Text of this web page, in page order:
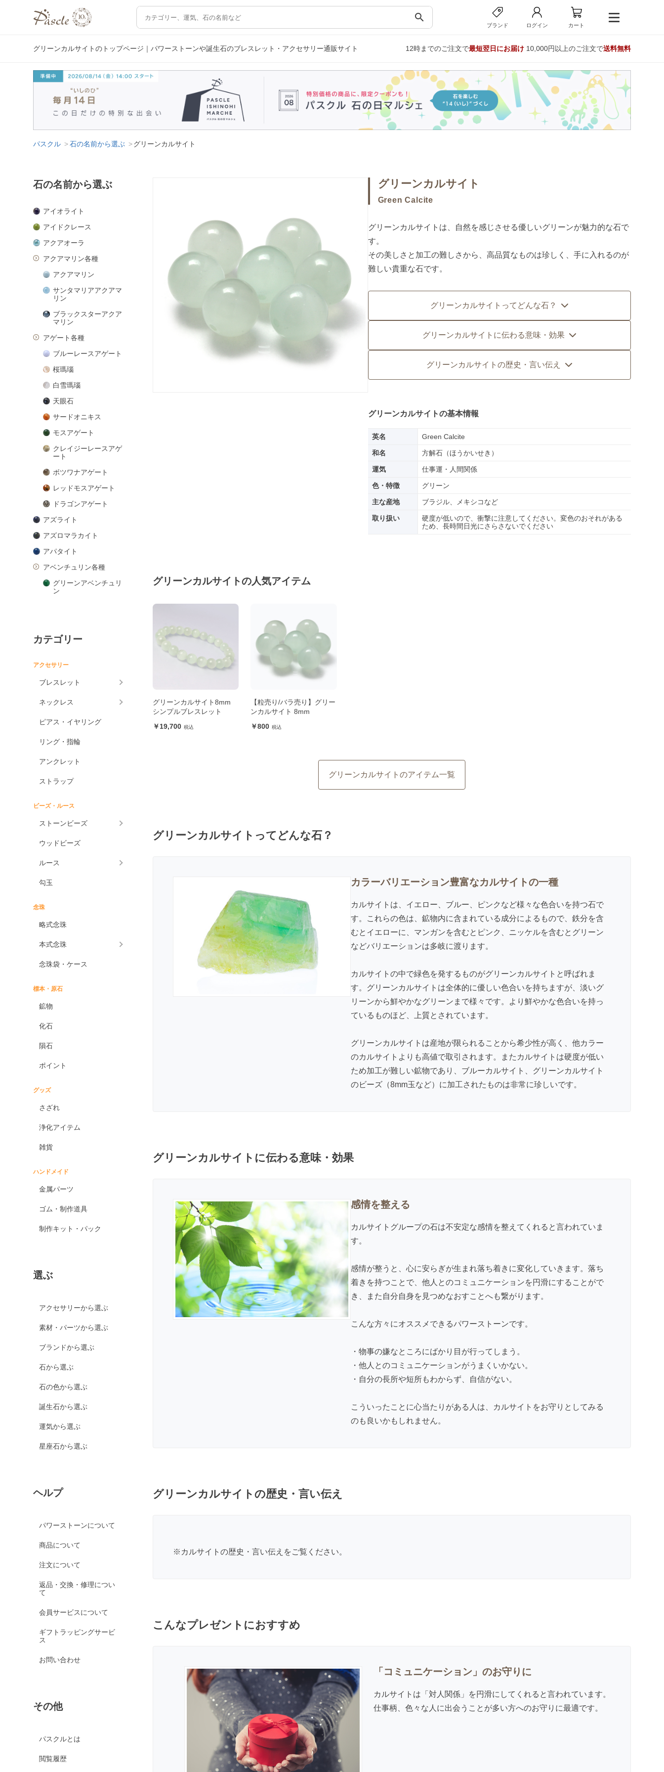
search
ブランド ログイン カート
グリーンカルサイトのトップページ｜パワーストーンや誕生石のブレスレット・アクセサリー通販サイト 12時までのご注文で最短翌日にお届け10,000円以上のご注文で送料無料
パスクル 石の名前から選ぶ グリーンカルサイト
石の名前から選ぶ
アイオライト
アイドクレース
アクアオーラ
アクアマリン各種
アクアマリン
サンタマリアアクアマ
リン
ブラックスターアクア
マリン
アゲート各種
ブルーレースアゲート
桜瑪瑙
白雪瑪瑙
天眼石
サードオニキス
モスアゲート
クレイジーレースアゲ
ート
ボツワナアゲート
レッドモスアゲート
ドラゴンアゲート
アズライト
アズロマラカイト
アパタイト
アベンチュリン各種
グリーンアベンチュリ
ン
オレンジアベンチュリ
アマゾナイト
アメジスト各種
グリーンアメジスト
ケープアメジスト
ル
アメトリン
アンモライト
出雲石
一位
イーグルアイ
ヴァーダイト
オニキス各種
ブラックマトリックス
ドラゴンアイ
ン
シディアン
スノーフレークオブシ
マホガニーオブシディ
ピンクカルサイト
イエローカルサイト
オレンジカルサイト
カルセドニー各種
ホワイトカルセドニー
ガーネット
オレンジガーネット
グリーンガーネット
クイーンコンクシェル
ブルークォーツァイト
クリスタル各種
クリスタル（本水晶）
カテゴリー
アクセサリー
ブレスレット
ネックレス
ピアス・イヤリング
リング・指輪
アンクレット
ストラップ
ビーズ・ルース
ストーンビーズ
ウッドビーズ
ルース
勾玉
念珠
略式念珠
本式念珠
念珠袋・ケース
標本・原石
鉱物
化石
隕石
ポイント
グッズ
さざれ
浄化アイテム
雑貨
ハンドメイド
金属パーツ
ゴム・制作道具
制作キット・パック
選ぶ
アクセサリーから選ぶ
素材・パーツから選ぶ
ブランドから選ぶ
石から選ぶ
石の色から選ぶ
誕生石から選ぶ
運気から選ぶ
星座石から選ぶ
ヘルプ
パワーストーンについて
商品について
注文について
返品・交換・修理につい
て
会員サービスについて
ギフトラッピングサービ
ス
お問い合わせ
その他
パスクルとは
閲覧履歴
グリーンカルサイト
Green Calcite
グリーンカルサイトは、自然を感じさせる優しいグリーンが魅力的な石で
す。
その美しさと加工の難しさから、高品質なものは珍しく、手に入れるのが
難しい貴重な石です。
グリーンカルサイトってどんな石？
グリーンカルサイトに伝わる意味・効果
グリーンカルサイトの歴史・言い伝え
グリーンカルサイトの基本情報
英名 Green Calcite
和名 方解石（ほうかいせき）
運気 仕事運・人間関係
色・特徴 グリーン
主な産地 ブラジル、メキシコなど
取り扱い
硬度が低いので、衝撃に注意してください。変色のおそれがある
ため、長時間日光にさらさないでください
グリーンカルサイトの人気アイテム
グリーンカルサイト8mm
シンプルブレスレット
19,700
【粒売り/バラ売り】グリー
ンカルサイト 8mm
800
グリーンカルサイトのアイテム一覧
グリーンカルサイトってどんな石？
カラーバリエーション豊富なカルサイトの一種
カルサイト は、イエロー、ブルー、ピンクなど様々な色合いを持つ石で
す。これらの色は、鉱物内に含まれている成分によるもので、鉄分を含
むとイエローに、マンガンを含むとピンク、ニッケルを含むとグリーン
などバリエーションは多岐に渡ります。
カルサイトの中で緑色を発するものがグリーンカルサイトと呼ばれま
す。グリーンカルサイトは全体的に優しい色合いを持ちますが、淡いグ
リーンから鮮やかなグリーンまで様々です。より鮮やかな色合いを持っ
ているものほど、上質とされています。
グリーンカルサイトは産地が限られることから希少性が高く、他カラー
のカルサイトよりも高値で取引されます。またカルサイトは硬度が低い
ため加工が難しい鉱物であり、 ブルーカルサイト
、グリーンカルサイト
のビーズ（8mm玉など）に加工されたものは非常に珍しいです。
グリーンカルサイトに伝わる意味・効果
感情を整える
カルサイトグループの石は不安定な感情を整えてくれると言われていま
す。
感情が整うと、心に安らぎが生まれ落ち着きに変化していきます。落ち
着きを持つことで、他人とのコミュニケーションを円滑にすることがで
き、また自分自身を見つめなおすことへも繋がります。
こんな方々にオススメできるパワーストーンです。
・物事の嫌なところにばかり目が行ってしまう。
・他人とのコミュニケーションがうまくいかない。
・自分の長所や短所もわからず、自信がない。
こういったことに心当たりがある人は、カルサイトをお守りとしてみる
のも良いかもしれません。
グリーンカルサイトの歴史・言い伝え
※ カルサイトの歴史・言い伝え をご覧ください。
こんなプレゼントにおすすめ
「コミュニケーション」のお守りに
カルサイトは「対人関係」を円滑にしてくれると言われています。
仕事柄、色々な人に出会うことが多い方へのお守りに最適です。